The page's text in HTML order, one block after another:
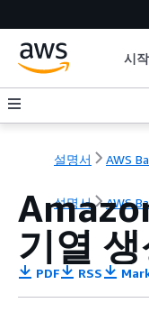
시
설명서 AWS
설명서 AWS
기열 생
PDF RSS